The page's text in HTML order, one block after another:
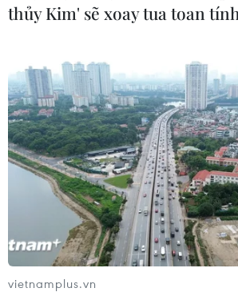
Bahrain đề nghị bình
phương với Iran
Ông Mohammad Jamshidi - Phó
Chánh Văn phòng phụ trách các
vấn đề về chính trị của Tổng thống
Iran, cho biết Bahrain đã gửi
thông điệp trực tiếp đến Iran đề
nghị nối lại quan hệ song
phương.
thủy Kim' sẽ xoay tua toan
vietnamplus.vn